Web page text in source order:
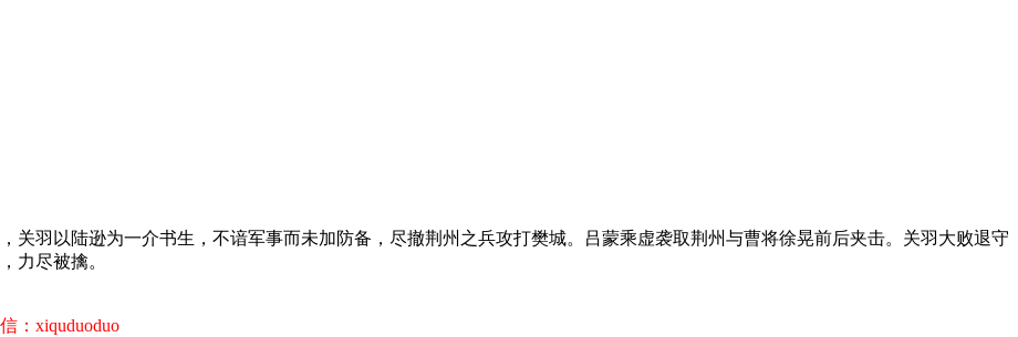
关羽以陆逊为一介书生，不谙军事而未加防备，尽撤荆州之兵攻打樊城。吕蒙乘虚袭取荆州与曹将徐晃前后夹击。关羽大败退守
力尽被擒。
：xiquduoduo